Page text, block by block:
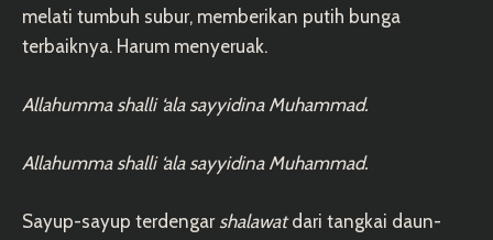
melati tumbuh subur, memberikan putih bunga
terbaiknya. Harum menyeruak.
Allahumma shalli ‘ala sayyidina Muhammad.
Allahumma shalli ‘ala sayyidina Muhammad.
Sayup-sayup terdengarshalawatdari tangkai daun-